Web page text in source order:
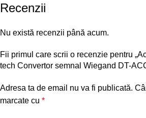
Recenzii
Nu există recenzii până acum.
Fii primul care scrii o recenzie pentru
tech Convertor semnal Wiegand DT-
Adresa ta de email nu va fi publicată.
marcate cu *